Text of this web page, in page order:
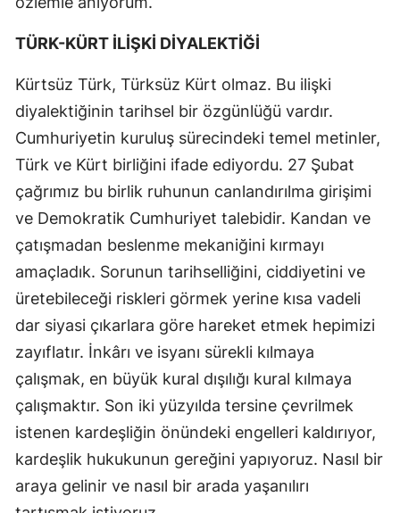
TÜRK-KÜRT İLİŞKİ DİYALEKTİĞİ
Kürtsüz Türk, Türksüz Kürt olmaz. Bu ilişki
diyalektiğinin tarihsel bir özgünlüğü vardır.
Cumhuriyetin kuruluş sürecindeki temel metinler,
Türk ve Kürt birliğini ifade ediyordu. 27 Şubat
çağrımız bu birlik ruhunun canlandırılma girişimi
ve Demokratik Cumhuriyet talebidir. Kandan ve
çatışmadan beslenme mekaniğini kırmayı
amaçladık. Sorunun tarihselliğini, ciddiyetini ve
üretebileceği riskleri görmek yerine kısa vadeli
dar siyasi çıkarlara göre hareket etmek hepimizi
zayıflatır. İnkârı ve isyanı sürekli kılmaya
çalışmak, en büyük kural dışılığı kural kılmaya
çalışmaktır. Son iki yüzyılda tersine çevrilmek
istenen kardeşliğin önündeki engelleri kaldırıyor,
kardeşlik hukukunun gereğini yapıyoruz. Nasıl bir
araya gelinir ve nasıl bir arada yaşanılırı